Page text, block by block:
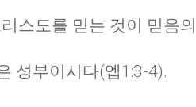
스도를 믿는 것이 믿음
성부이시다(엡1:3-4).